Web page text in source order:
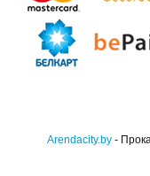
Arendacity.by -